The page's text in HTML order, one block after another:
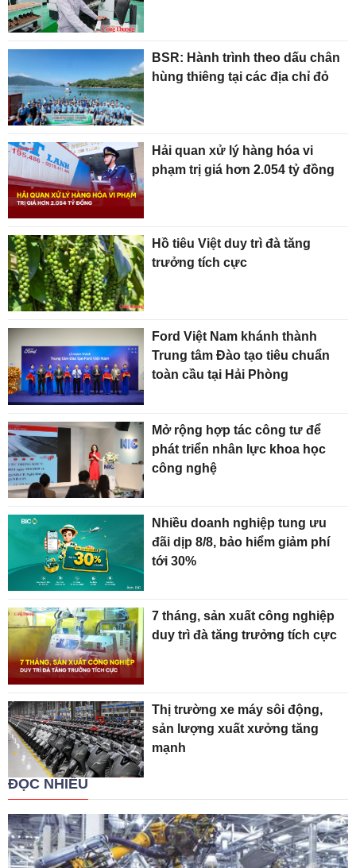
BSR: Hành trình theo dấu chân
hùng thiêng tại các địa chỉ đỏ
Hải quan xử lý hàng hóa vi
phạm trị giá hơn 2.054 tỷ đồng
Hồ tiêu Việt duy trì đà tăng
trưởng tích cực
Ford Việt Nam khánh thành
Trung tâm Đào tạo tiêu chuẩn
toàn cầu tại Hải Phòng
Mở rộng hợp tác công tư để
phát triển nhân lực khoa học
công nghệ
Nhiều doanh nghiệp tung ưu
đãi dịp 8/8, bảo hiểm giảm phí
tới 30%
7 tháng, sản xuất công nghiệp
duy trì đà tăng trưởng tích cực
Thị trường xe máy sôi động,
sản lượng xuất xưởng tăng
mạnh
ĐỌC NHIỀU